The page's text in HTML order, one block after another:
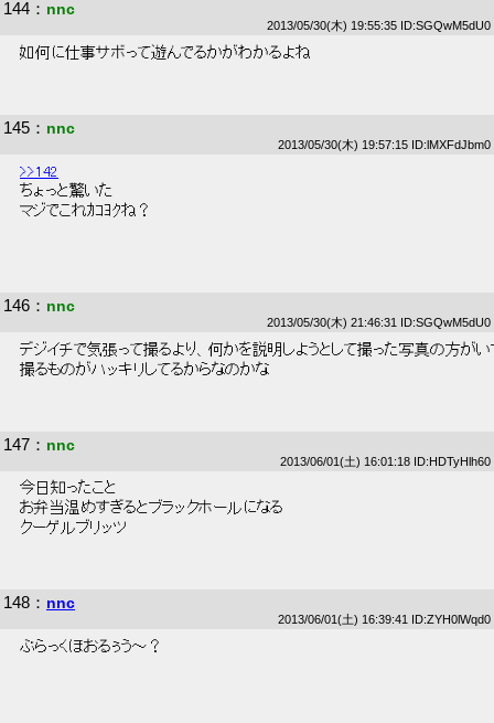
144 ： nnc
2013/05/30(木) 19:55:35 ID:SGQwM5dU0
如何に仕事サボって遊んでるかがわかるよね
145 ： nnc
2013/05/30(木) 19:57:15 ID:lMXFdJbm0
>>142
ちょっと驚いた
マジでこれｶｺﾖｸね？
146 ： nnc
2013/05/30(木) 21:46:31 ID:SGQwM5dU0
デジイチで気張って撮るより、何かを説明しようとして撮った写真の方が
撮るものがハッキリしてるからなのかな
147 ： nnc
2013/06/01(土) 16:01:18 ID:HDTyHlh60
今日知ったこと
お弁当温めすぎるとブラックホールになる
クーゲルブリッツ
148 ： nnc
2013/06/01(土) 16:39:41 ID:ZYH0lWqd0
ぶらっくほおるぅう～？